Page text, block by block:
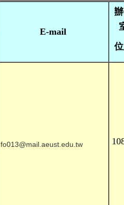
E-mail
fo013@mail.aeust.edu.tw